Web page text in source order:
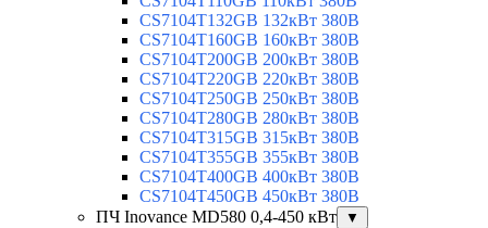
CS7104T132GB 132кВт 380В
CS7104T160GB 160кВт 380В
CS7104T200GB 200кВт 380В
CS7104T220GB 220кВт 380В
CS7104T250GB 250кВт 380В
CS7104T280GB 280кВт 380В
CS7104T315GB 315кВт 380В
CS7104T355GB 355кВт 380В
CS7104T400GB 400кВт 380В
CS7104T450GB 450кВт 380В
ПЧ Inovance MD580 0,4-450 кВт
▼